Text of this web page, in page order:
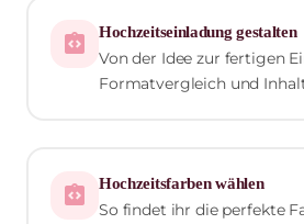
integration_instructions Hochzeitseinladung gestalten
Von der Idee zur fertigen
Formatvergleich und
integration_instructions Hochzeitsfarben wählen
So findet ihr die perfekte